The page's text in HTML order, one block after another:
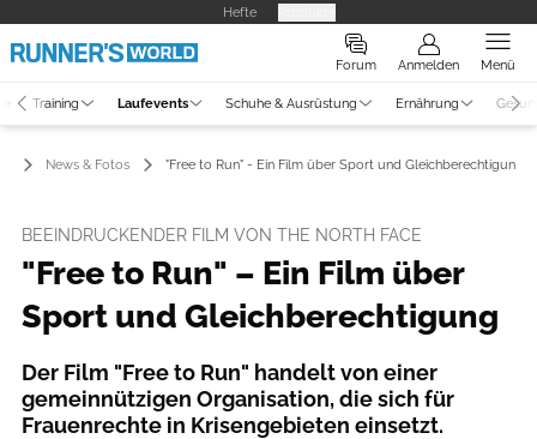
Hefte
Forum Anmelden Menü
Training Laufevents Schuhe & Ausrüstung Ernährung
News & Fotos "Free to Run" - Ein Film über Sport und Gleichberechtigung
BEEINDRUCKENDER FILM VON THE NORTH FACE
"Free to Run" – Ein Film über
Sport und Gleichberechtigung
Der Film "Free to Run" handelt von einer
gemeinnützigen Organisation, die sich für
Frauenrechte in Krisengebieten einsetzt.